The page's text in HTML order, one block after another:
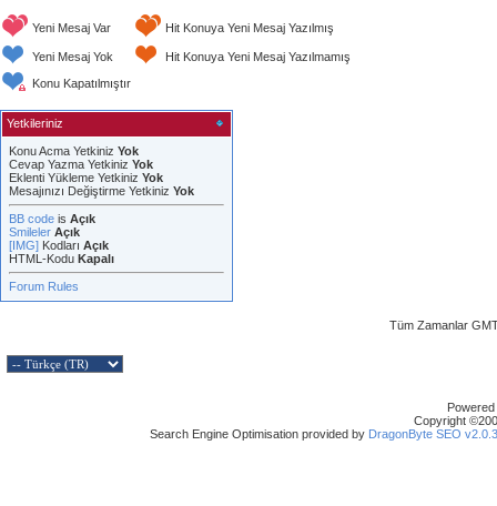
Yeni Mesaj Var Hit Konuya Yeni Mesaj Yazılmış
Yeni Mesaj Yok
Hit Konuya Yeni Mesaj Yazılmamış
Konu Kapatılmıştır
Yetkileriniz
Konu Acma Yetkiniz Yok
Cevap Yazma Yetkiniz Yok
Eklenti Yükleme Yetkiniz Yok
Mesajınızı Değiştirme Yetkiniz Yok
BB code is Açık
Smileler Açık
[IMG] Kodları Açık
HTML-Kodu Kapalı
Forum Rules
Tüm Zamanlar
Copyright
Search Engine Optimisation provided by DragonByte SEO